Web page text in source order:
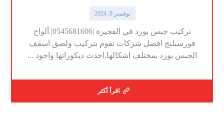
نوفمبر 9, 2024
تركيب جبس بورد في الفجيرة |0545681606| ألواح
فورسيلنج افضل شركات تقوم بتركيب ولصق اسقف
الجبس بورد بمختلف اشكالها,احدث ديكوراتها واجود ...
اقرأ أكثر